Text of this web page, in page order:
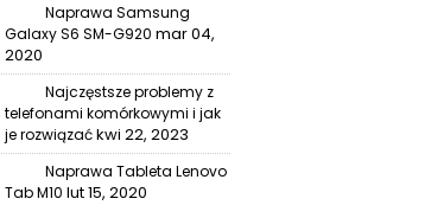
Naprawa Samsung
Galaxy S6 SM-G920 mar 04,
2020
Najczęstsze problemy z
telefonami komórkowymi i jak
je rozwiązaćkwi 22, 2023
Naprawa Tableta Lenovo
Tab M10 lut 15, 2020